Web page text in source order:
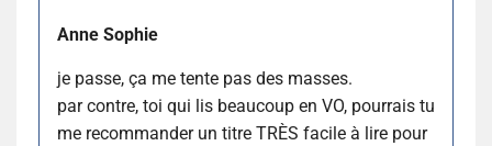
Anne Sophie
je passe, ça me tente pas des masses.
par contre, toi qui lis beaucoup en VO, pourrais tu
me recommander un titre TRÈS facile à lire pour